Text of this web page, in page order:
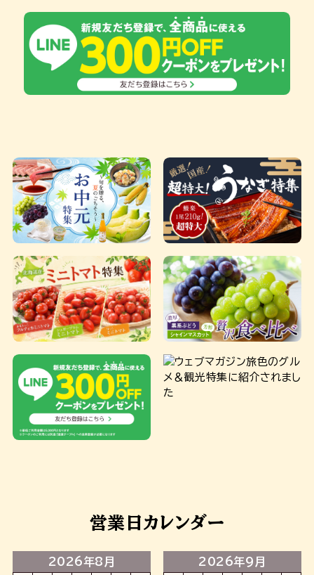
営業日カレンダー
2026年8月 2026年9月